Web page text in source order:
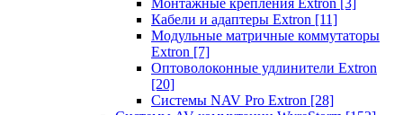
Монтажные крепления Extron [3]
Кабели и адаптеры Extron [11]
Модульные матричные коммутаторы
Extron [7]
Оптоволоконные удлинители Extron
[20]
Системы NAV Pro Extron [28]